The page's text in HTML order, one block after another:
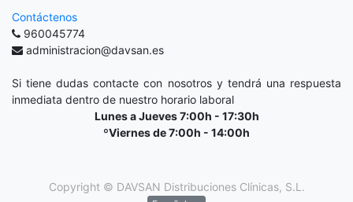
Contáctenos
960045774
administracion@davsan.es
Si tiene dudas contacte con nosotros y tendrá una respuesta
inmediata dentro de nuestro horario laboral
Lunes a Jueves 7:00h - 17:30h
ºViernes de 7:00h - 14:00h
Copyright © DAVSAN Distribuciones Clínicas, S.L.